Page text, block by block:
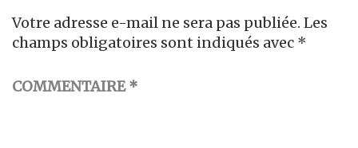
Votre adresse e-mail ne sera pas publiée. Les
champs obligatoires sont indiqués avec *
COMMENTAIRE*